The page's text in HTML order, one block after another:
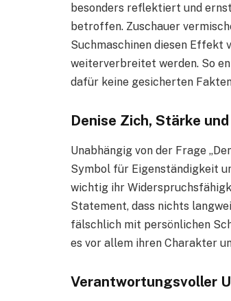
besonders reflektiert und
betroffen. Zuschauer
Suchmaschinen diesen Effekt
weiterverbreitet werden. So
dafür keine gesicherten
Denise Zich, Stärke
Unabhängig von der Frage
Symbol für Eigenständigkeit
wichtig ihr
Statement, dass nichts
fälschlich mit persönlichen
es vor allem ihren Charakter
Verantwortungsvoller